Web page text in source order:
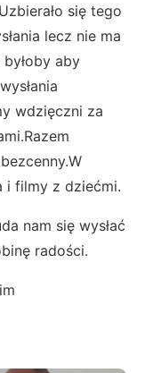
się tego
lecz nie ma
aby
wdzięczni za
i filmy z dziećmi.
nam się wysłać
radości.